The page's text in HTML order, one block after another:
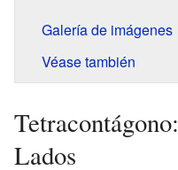
Galería de imágenes
Véase también
Lados